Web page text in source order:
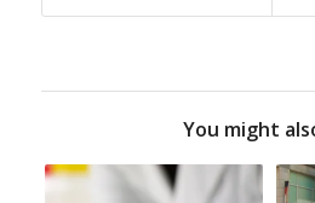
You might